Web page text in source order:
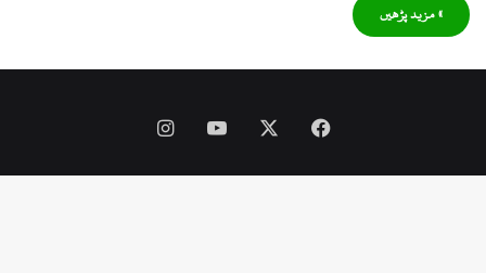
» مزید پڑھیں
Facebook
YouTube